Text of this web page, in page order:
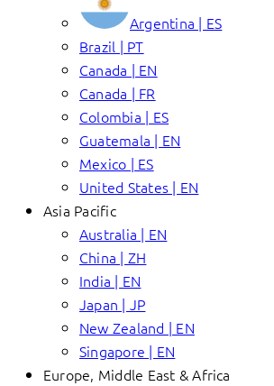
Argentina | ES
Brazil | PT
Canada | EN
Canada | FR
Colombia | ES
Guatemala | EN
Mexico | ES
United States | EN
Asia Pacific
Australia | EN
China | ZH
India | EN
Japan | JP
New Zealand | EN
Singapore | EN
Europe, Middle East & Africa